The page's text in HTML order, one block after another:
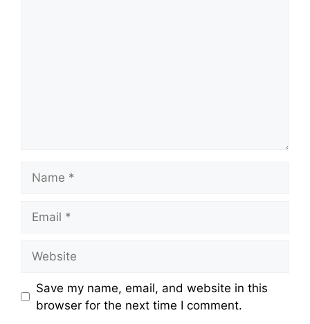
Save my name, email, and website in this
browser for the next time I comment.